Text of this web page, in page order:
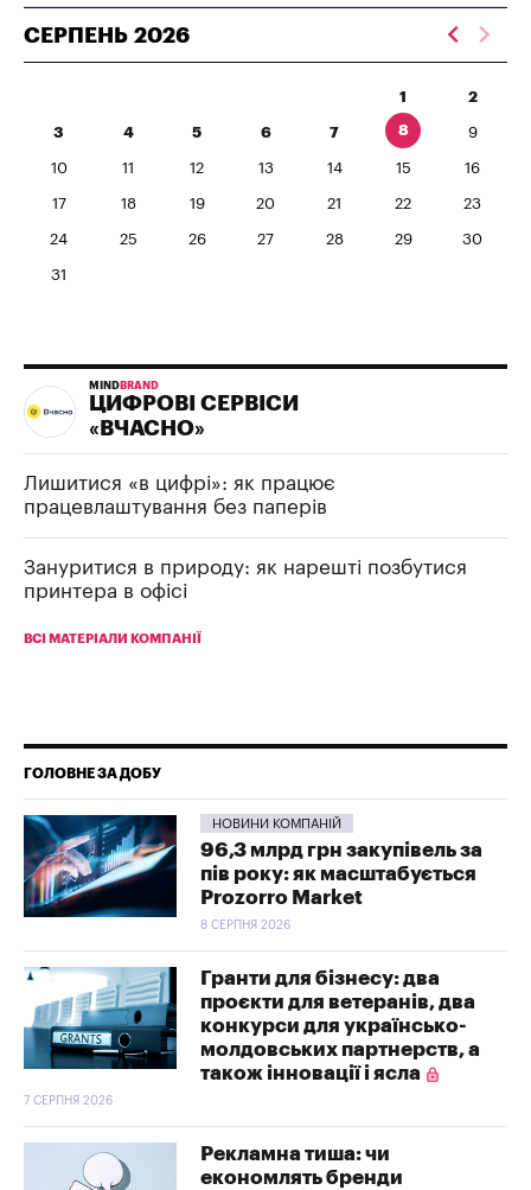
СЕРПЕНЬ 2026
1 2
3 4 5 6 7 8 9
10 11 12 13 14 15 16
17 18 19 20 21 22 23
24 25 26 27 28 29 30
31
MIND BRAND
ЦИФРОВІ СЕРВІСИ
«ВЧАСНО»
Лишитися «в цифрі»: як працює
працевлаштування без паперів
Зануритися в природу: як нарешті позбутися
принтера в офісі
ВСІ МАТЕРІАЛИ КОМПАНІЇ
ГОЛОВНЕ ЗА ДОБУ
НОВИНИ КОМПАНІЙ
96,3 млрд грн закупівель за
пів року: як масштабується
Prozorro Market
8 СЕРПНЯ 2026
Гранти для бізнесу: два
проєкти для ветеранів, два
конкурси для українсько-
молдовських партнерств, а
також інновації і ясла
7 СЕРПНЯ 2026
Рекламна тиша: чи
економлять бренди